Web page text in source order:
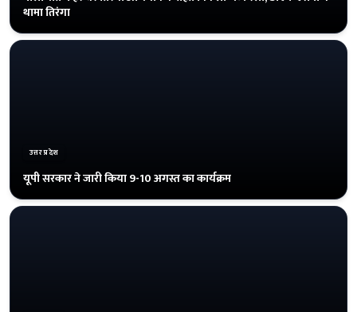
थामा तिरंगा
उत्तरप्रदेश
यूपी सरकार ने जारी किया 9-10 अगस्त का कार्यक्रम